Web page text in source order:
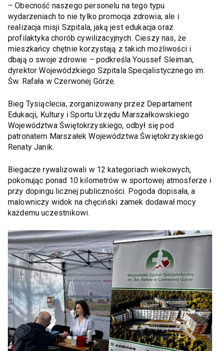
– Obecność naszego personelu na tego typu
wydarzeniach to nie tylko promocja zdrowia, ale i
realizacja misji Szpitala, jaką jest edukacja oraz
profilaktyka chorób cywilizacyjnych. Cieszy nas, że
mieszkańcy chętnie korzystają z takich możliwości i
dbają o swoje zdrowie – podkreśla Youssef Sleiman,
dyrektor Wojewódzkiego Szpitala Specjalistycznego im.
Św. Rafała w Czerwonej Górze.
Bieg Tysiąclecia, zorganizowany przez Departament
Edukacji, Kultury i Sportu Urzędu Marszałkowskiego
Województwa Świętokrzyskiego, odbył się pod
patronatem Marszałek Województwa Świętokrzyskiego
Renaty Janik.
Biegacze rywalizowali w 12 kategoriach wiekowych,
pokonując ponad 10 kilometrów w sportowej atmosferze i
przy dopingu licznej publiczności. Pogoda dopisała, a
malowniczy widok na chęciński zamek dodawał mocy
każdemu uczestnikowi.